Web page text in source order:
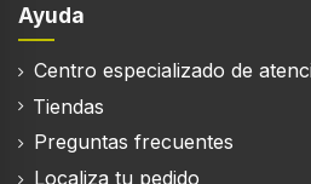
Aluminio
Lavavajillas filtro de la prueba
Filtro extraíble
Ayuda
Centro especializado de
Tiendas
Preguntas frecuentes
Localiza tu pedido